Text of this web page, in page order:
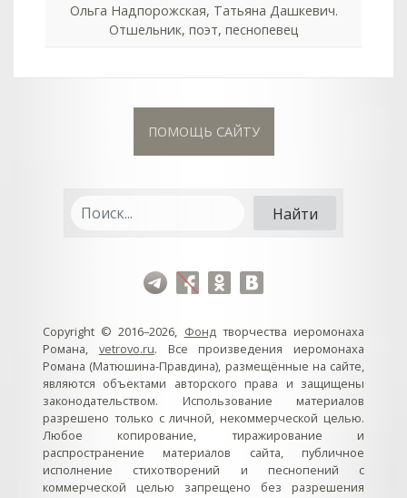
Ольга Надпорожская, Татьяна Дашкевич.
Отшельник, поэт, песнопевец
ПОМОЩЬ САЙТУ
Copyright © 2016–2026, Фондтворчества иеромонаха
Романа, vetrovo.ru. Все произведения иеромонаха
Романа (Матюшина-Правдина), размещённые на сайте,
являются объектами авторского права и защищены
законодательством. Использование материалов
разрешено только с личной, некоммерческой целью.
Любое копирование, тиражирование и
распространение материалов сайта, публичное
исполнение стихотворений и песнопений с
коммерческой целью запрещено без разрешения